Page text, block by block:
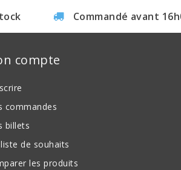
Commandé avant
compte
commandes
billets
de souhaits
les produits